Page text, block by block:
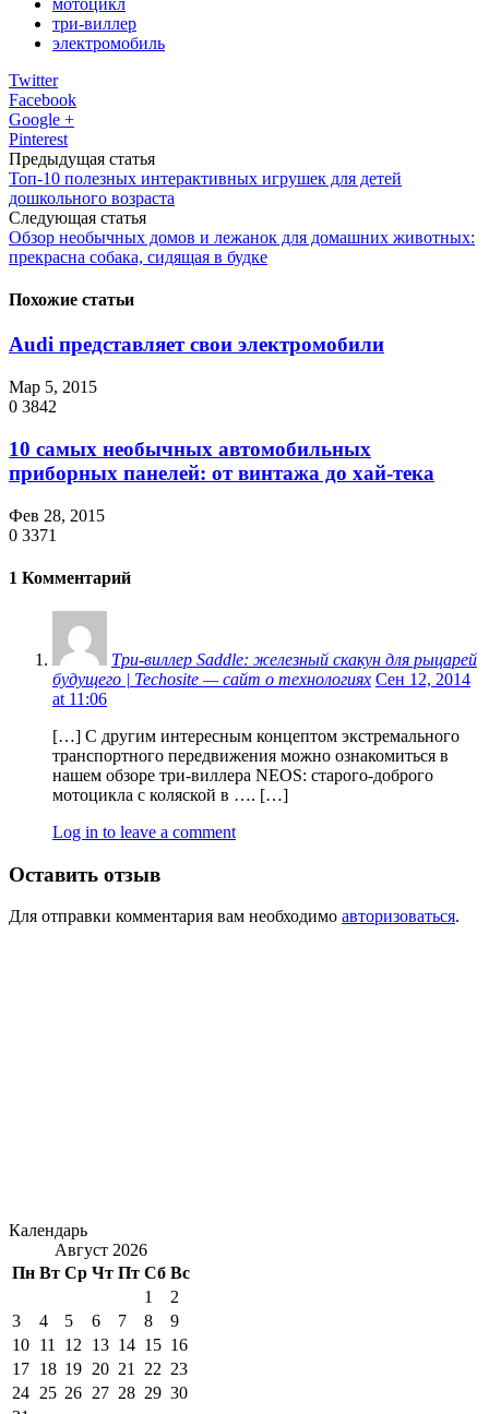
три-виллер
электромобиль
Twitter
Facebook
Google +
Pinterest
Предыдущая статья
Топ-10 полезных интерактивных игрушек для детей
дошкольного возраста
Следующая статья
Обзор необычных домов и лежанок для домашних животных:
прекрасна собака, сидящая в будке
Похожие статьи
Audi представляет свои электромобили
Мар 5, 2015
0 3842
10 самых необычных автомобильных
приборных панелей: от винтажа до хай-тека
Фев 28, 2015
0 3371
1 Комментарий
Три-виллер Saddle: железный скакун для рыцарей
будущего | Techosite — сайт о технологиях Сен 12, 2014
at 11:06
[…] С другим интересным концептом экстремального
транспортного передвижения можно ознакомиться в
нашем обзоре три-виллера NEOS: старого-доброго
мотоцикла с коляской в …. […]
Log in to leave a comment
Оставить отзыв
Для отправки комментария вам необходимо авторизоваться.
Календарь
Август 2026
Пн Вт Ср Чт Пт Сб Вс
1
2
3
4 5 6 7 8
9
10 11 12 13 14 15 16
17 18 19 20 21 22 23
24 25 26 27 28 29 30